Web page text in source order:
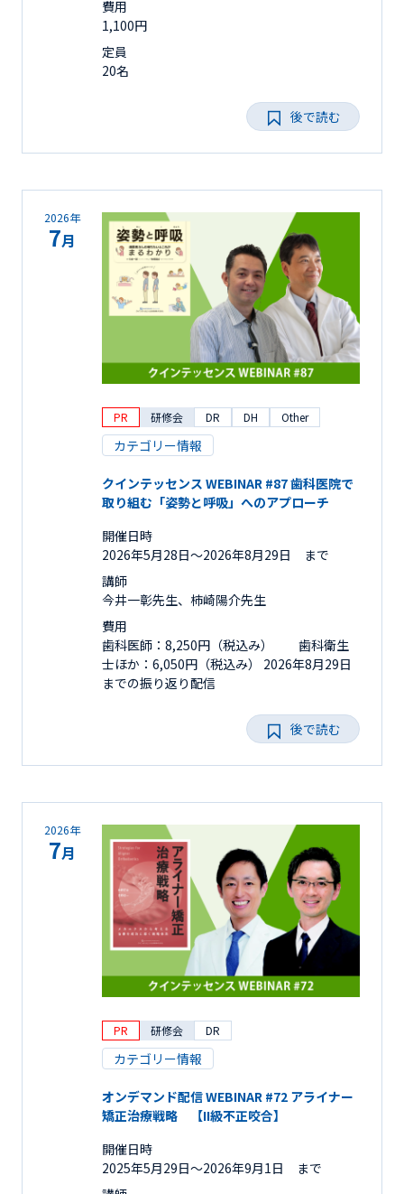
費用
1,100円
定員
20名
後で読む
2026年
7月
PR 研修会 DR DH Other
カテゴリー情報
クインテッセンス WEBINAR #87 歯科医院で
取り組む「姿勢と呼吸」へのアプローチ
開催日時
2026年5月28日〜2026年8月29日 まで
講師
今井一彰先生、柿崎陽介先生
費用
歯科医師：8,250円（税込み） 歯科衛生
士ほか：6,050円（税込み） 2026年8月29日
までの振り返り配信
後で読む
2026年
7月
PR 研修会 DR
カテゴリー情報
オンデマンド配信 WEBINAR #72 アライナー
矯正治療戦略 【II級不正咬合】
開催日時
2025年5月29日〜2026年9月1日 まで